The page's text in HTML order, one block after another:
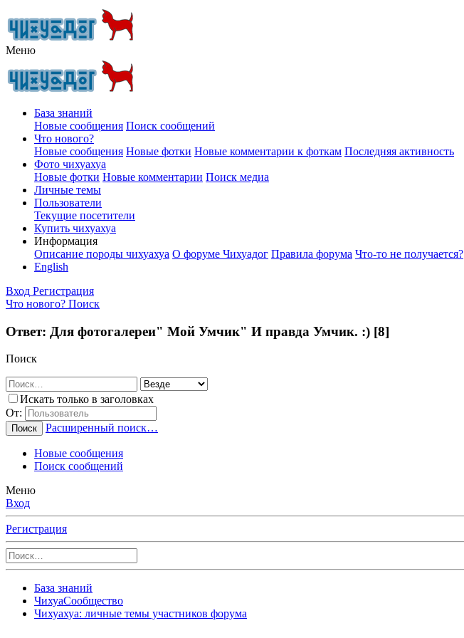
Меню
База знаний
Новые сообщения Поиск сообщений
Что нового?
Новые сообщения Новые фотки Новые комментарии к фоткам Последняя активность
Фото чихуахуа
Новые фотки Новые комментарии Поиск медиа
Личные темы
Пользователи
Текущие посетители
Купить чихуахуа
Информация
Описание породы чихуахуа О форуме Чихуадог Правила форума Что-то не получается?
English
Вход Регистрация
Что нового? Поиск
Ответ: Для фотогалереи" Мой Умчик" И правда Умчик. :) [8]
Поиск
Искать только в заголовках
От:
Поиск Расширенный поиск…
Новые сообщения
Поиск сообщений
Меню
Вход
Регистрация
База знаний
ЧихуаСообщество
Чихуахуа: личные темы участников форума